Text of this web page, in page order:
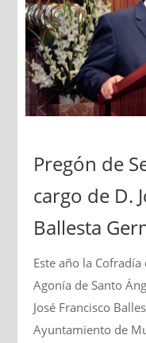
Pregón de
cargo de D.
Ballesta
Este año la
Agonía de Santo
José Francisco
Ayuntamiento de